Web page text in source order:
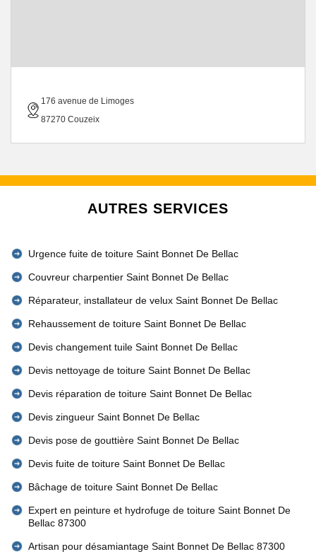
176 avenue de Limoges
87270 Couzeix
AUTRES SERVICES
Urgence fuite de toiture Saint Bonnet De Bellac
Couvreur charpentier Saint Bonnet De Bellac
Réparateur, installateur de velux Saint Bonnet De Bellac
Rehaussement de toiture Saint Bonnet De Bellac
Devis changement tuile Saint Bonnet De Bellac
Devis nettoyage de toiture Saint Bonnet De Bellac
Devis réparation de toiture Saint Bonnet De Bellac
Devis zingueur Saint Bonnet De Bellac
Devis pose de gouttière Saint Bonnet De Bellac
Devis fuite de toiture Saint Bonnet De Bellac
Bâchage de toiture Saint Bonnet De Bellac
Expert en peinture et hydrofuge de toiture Saint Bonnet De
Bellac 87300
Artisan pour désamiantage Saint Bonnet De Bellac 87300